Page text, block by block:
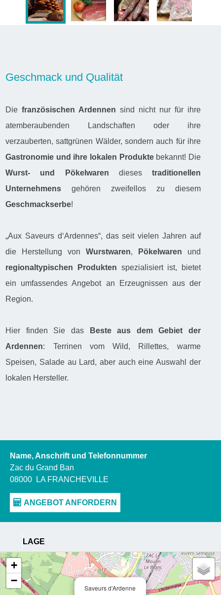
Geschmack und Qualität
Diefranzösischen Ardennen sind nicht nur für ihre
atemberaubenden Landschaften oder ihre
verzauberten, sattgrünen Wälder, sondern auch für ihre
Gastronomie und ihre lokalen Produktebekannt! Die
Wurst- und Pökelwaren dieses traditionellen
Unternehmens gehören zweifellos zu diesem
Geschmackserbe!
„Aux Saveurs d‘Ardennes“, das seit vielen Jahren auf
die Herstellung von Wurstwaren, Pökelwaren und
regionaltypischen Produkten spezialisiert ist, bietet
ein umfassendes Angebot an Erzeugnissen aus der
Region.
Hier finden Sie das
Beste aus dem Gebiet der
Ardennen: Terrinen vom Wild, Rillettes, warme
Speisen, Salade au Lard, aber auch eine Auswahl der
lokalen Hersteller.
Name, Anschrift und Telefonnummer
Zac du Grand Ban
08000
LA FRANCHEVILLE
LAGE
Saveurs d’Ardenne
+
−